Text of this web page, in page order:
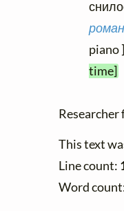
piano
time]
This text
Line count:
Word